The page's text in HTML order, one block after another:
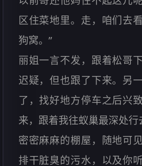
区住菜地里。走，咱们去
狗窝。”
丽姐一言不发，跟着松哥
迟疑，但也跟了下来。另
了，找好地方停车之后兴
来，跟着我往蚁巢最深处行
密密麻麻的棚屋，随地可
排干脏臭的污水，以及你